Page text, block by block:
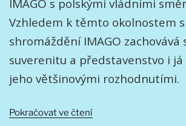
IMAGO s polskými vládními
Vzhledem k těmto okolnostem
shromáždění IMAGO zachovává
suverenitu a představenstvo i
jeho většinovými rozhodnutími.
Pokračovat ve čtení„Neúčast